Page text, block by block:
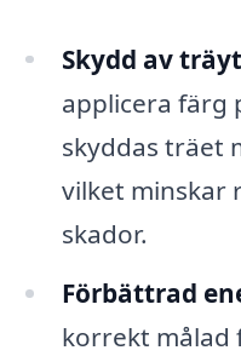
Skydd av
applicera färg
skyddas träet
vilket minskar
skador.
Förbättrad
korrekt målad